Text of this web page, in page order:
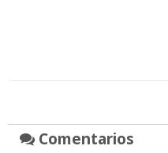
Comentarios